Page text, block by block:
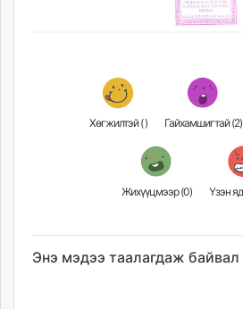
Хөгжилтэй () Гайхамшигтай (2)
Жихүүцмээр (0)
Энэ мэдээ таалагдаж байвал